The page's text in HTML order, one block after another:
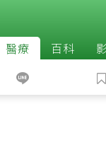
醫療 百科